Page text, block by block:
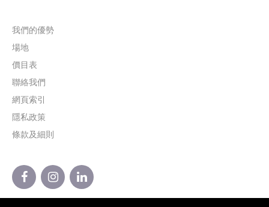
我們的優勢
場地
價目表
聯絡我們
網頁索引
隱私政策
條款及細則